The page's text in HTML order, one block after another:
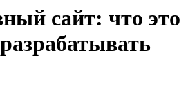
сайт: что это